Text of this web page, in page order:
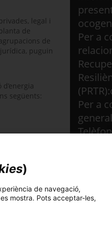
legal i
de
de
puguin
següents:
elèctric.
Per a
Per a
)
de navegació,
mostra. Pots acceptar-les,